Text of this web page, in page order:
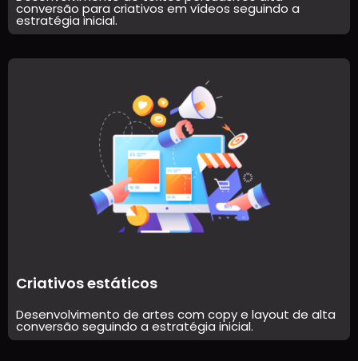
conversão para criativos em vídeos seguindo a
estratégia inicial.
Criativos estáticos
Desenvolvimento de artes com copy e layout de alta
conversão seguindo a estratégia inicial.